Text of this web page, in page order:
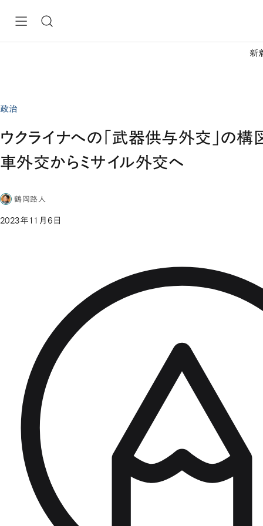
新
政治
ウクライナへの「武器供与外交」の
車外交からミサイル外交へ
鶴岡路人
2023年11月6日